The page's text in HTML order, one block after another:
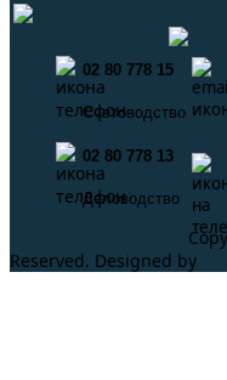
02 80 778 15
Счетоводство
02 80 778 13
Деловодство
Reserved. Designed by